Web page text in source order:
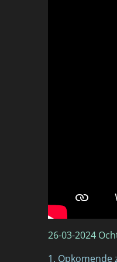
26-03-2024
1. Opkomende